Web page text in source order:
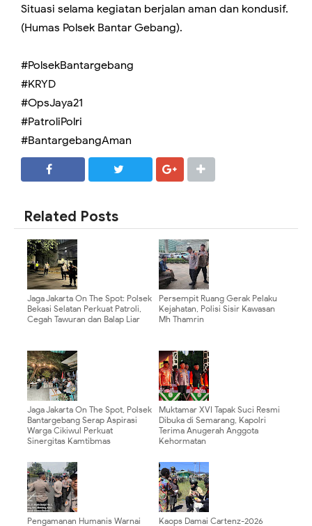
Situasi selama kegiatan berjalan aman dan kondusif.
(Humas Polsek Bantar Gebang).
#PolsekBantargebang
#KRYD
#OpsJaya21
#PatroliPolri
#BantargebangAman
Related Posts
Jaga Jakarta On The Spot: Polsek
Bekasi Selatan Perkuat Patroli,
Cegah Tawuran dan Balap Liar
Persempit Ruang Gerak Pelaku
Kejahatan, Polisi Sisir Kawasan
Mh Thamrin
Jaga Jakarta On The Spot, Polsek
Bantargebang Serap Aspirasi
Warga Cikiwul Perkuat
Sinergitas Kamtibmas
Muktamar XVI Tapak Suci Resmi
Dibuka di Semarang, Kapolri
Terima Anugerah Anggota
Kehormatan
Pengamanan Humanis Warnai
Kaops Damai Cartenz-2026